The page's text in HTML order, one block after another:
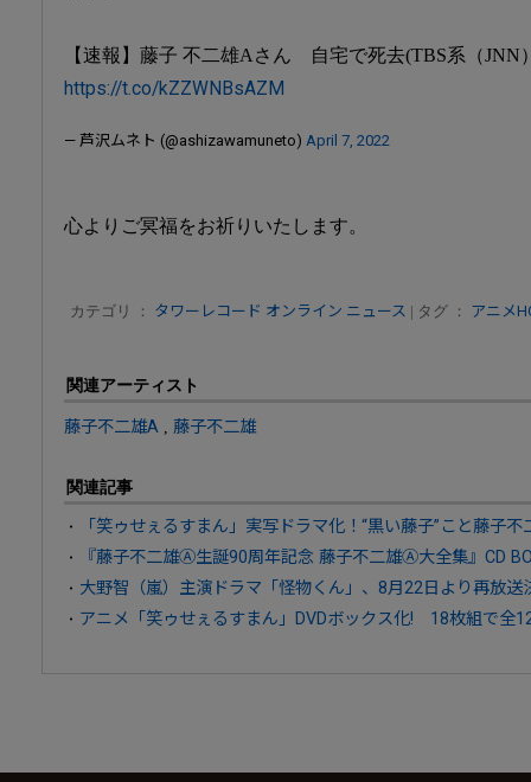
【速報】藤子 不二雄Aさん 自宅で死去(TBS系（JNN
https://t.co/kZZWNBsAZM
— 芦沢ムネト (@ashizawamuneto) April 7, 2022
心よりご冥福をお祈りいたします。
カテゴリ ： タワーレコード オンライン ニュース | タグ ： アニメ
関連アーティスト
藤子不二雄A 藤子不二雄
関連記事
「笑ゥせぇるすまん」実写ドラマ化！“黒い藤子”こと藤子
『藤子不二雄Ⓐ生誕90周年記念 藤子不二雄Ⓐ大全集』CD
大野智（嵐）主演ドラマ「怪物くん」、8月22日より再放送
アニメ「笑ゥせぇるすまん」DVDボックス化! 18枚組で全